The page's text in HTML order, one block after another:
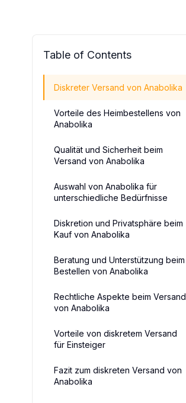
Table of Contents
Diskreter Versand von Anabolika
Vorteile des Heimbestellens von
Anabolika
Qualität und Sicherheit beim
Versand von Anabolika
Auswahl von Anabolika für
unterschiedliche Bedürfnisse
Diskretion und Privatsphäre beim
Kauf von Anabolika
Beratung und Unterstützung beim
Bestellen von Anabolika
Rechtliche Aspekte beim Versand
von Anabolika
Vorteile von diskretem Versand
für Einsteiger
Fazit zum diskreten Versand von
Anabolika